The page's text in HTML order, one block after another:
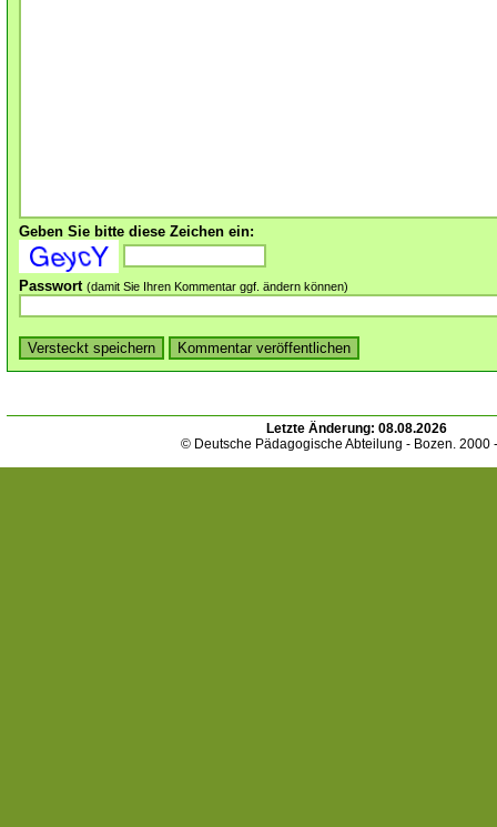
Geben Sie bitte diese Zeichen ein:
Passwort (damit Sie Ihren Kommentar ggf. ändern können)
Letzte Änderung: 08.08.2026
© Deutsche Pädagogische Abteilung - Bozen. 2000